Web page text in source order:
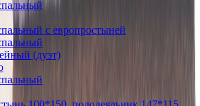
с европростыней
(дуэт)